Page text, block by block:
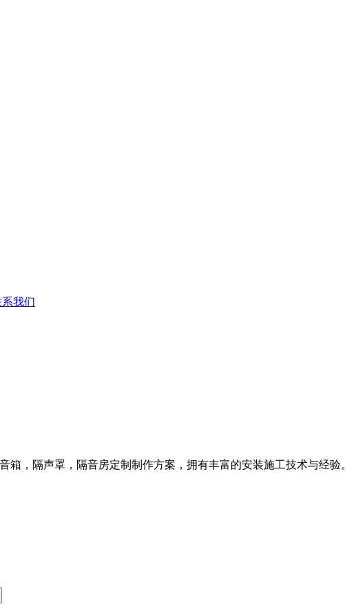
我们
，隔声罩，隔音房定制制作方案，拥有丰富的安装施工技术与经验。